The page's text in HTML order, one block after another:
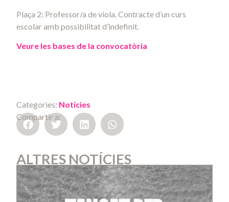
Plaça 2: Professor/a de viola. Contracte d’un curs
escolar amb possibilitat d’indefinit.
Veure les bases de la convocatòria
Categories: Notícies
Compartir a:
ALTRES NOTÍCIES